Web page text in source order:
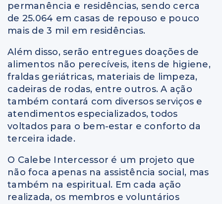
permanência e residências, sendo cerca
de 25.064 em casas de repouso e pouco
mais de 3 mil em residências.
Além disso, serão entregues doações de
alimentos não perecíveis, itens de higiene,
fraldas geriátricas, materiais de limpeza,
cadeiras de rodas, entre outros. A ação
também contará com diversos serviços e
atendimentos especializados, todos
voltados para o bem-estar e conforto da
terceira idade.
O Calebe Intercessor é um projeto que
não foca apenas na assistência social, mas
também na espiritual. Em cada ação
realizada, os membros e voluntários